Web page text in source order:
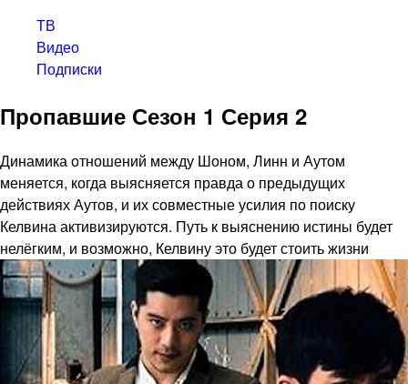
ТВ
Видео
Подписки
Пропавшие Сезон 1 Серия 2
Динамика отношений между Шоном, Линн и Аутом
меняется, когда выясняется правда о предыдущих
действиях Аутов, и их совместные усилия по поиску
Келвина активизируются. Путь к выяснению истины будет
нелёгким, и возможно, Келвину это будет стоить жизни